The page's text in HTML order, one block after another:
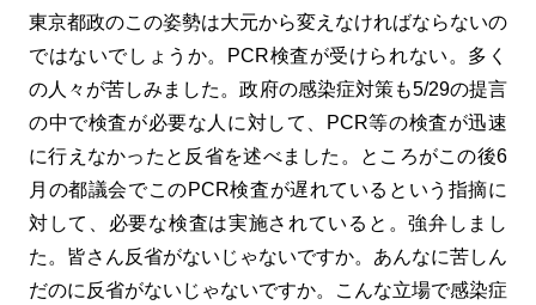
東京都政のこの姿勢は大元から変えなければならないの
ではないでしょうか。PCR検査が受けられない。多く
の人々が苦しみました。政府の感染症対策も5/29の提言
の中で検査が必要な人に対して、PCR等の検査が迅速
に行えなかったと反省を述べました。ところがこの後6
月の都議会でこのPCR検査が遅れているという指摘に
対して、必要な検査は実施されていると。強弁しまし
た。皆さん反省がないじゃないですか。あんなに苦しん
だのに反省がないじゃないですか。こんな立場で感染症